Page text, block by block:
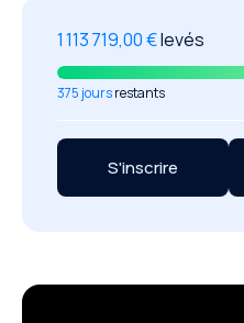
1 113 719,00 €levés
375 joursrestants
S'inscrire